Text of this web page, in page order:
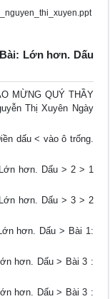
Lớn hơn. Dấu
MỪNG QUÝ THẦY
Thị Xuyên Ngày
dấu < vào ô trống.
hơn. Dấu > 2 > 1
hơn. Dấu > 3 > 2
hơn. Dấu > Bài 1:
hơn. Dấu > Bài 3 :
hơn. Dấu > Bài 3 :